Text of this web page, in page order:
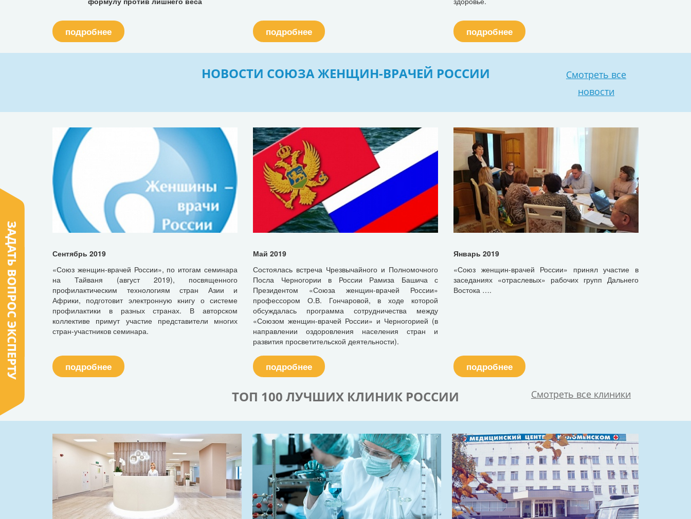
подробнее подробнее подробнее
НОВОСТИ СОЮЗА ЖЕНЩИН-ВРАЧЕЙ РОССИИ
Смотреть все
новости
Сентябрь 2019
«Союз женщин-врачей России», по итогам семинара
на Тайваня (август 2019), посвященного
профилактическим технологиям стран Азии и
Африки, подготовит электронную книгу о системе
профилактики в разных странах. В авторском
коллективе примут участие представители многих
стран-участников семинара.
подробнее
Май 2019
Состоялась встреча Чрезвычайного и Полномочного
Посла Черногории в России Рамиза Башича с
Президентом «Союза женщин-врачей России»
профессором О.В. Гончаровой, в ходе которой
обсуждалась программа сотрудничества между
«Союзом женщин-врачей России» и Черногорией (в
направлении оздоровления населения стран и
развития просветительской деятельности).
подробнее
Январь 2019
«Союз женщин-врачей России» принял участие в
заседаниях «отраслевых» рабочих групп Дальнего
Востока ….
подробнее
ТОП 100 ЛУЧШИХ КЛИНИК РОССИИ Смотреть все клиники